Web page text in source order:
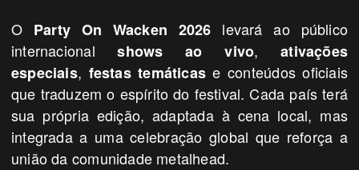
O Party On Wacken 2026 levará ao público
internacionalshows ao vivo,ativações
especiais, festas temáticas e conteúdos oficiais
que traduzem o espírito do festival. Cada país terá
sua própria edição, adaptada à cena local, mas
integrada a uma celebração global que reforça a
união da comunidade metalhead.